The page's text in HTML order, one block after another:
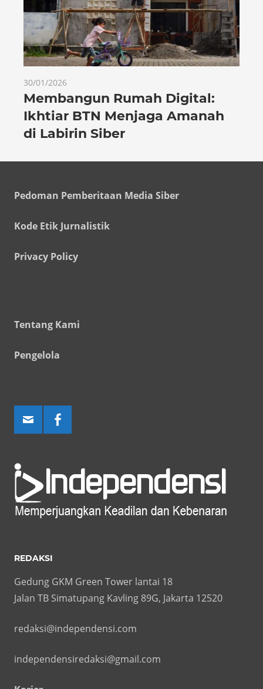
30/01/2026
Membangun Rumah Digital:
Ikhtiar BTN Menjaga Amanah
di Labirin Siber
Pedoman Pemberitaan Media Siber
Kode Etik Jurnalistik
Privacy Policy
Tentang Kami
Pengelola
REDAKSI
Gedung GKM Green Tower lantai 18
Jalan TB Simatupang Kavling 89G, Jakarta 12520
redaksi@independensi.com
independensiredaksi@gmail.com